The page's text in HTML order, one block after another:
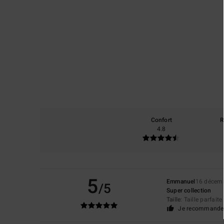
Confort
4.8
5/5 Emmanuel 16
Super collection
Taille: Taille parfaite
Je recommande